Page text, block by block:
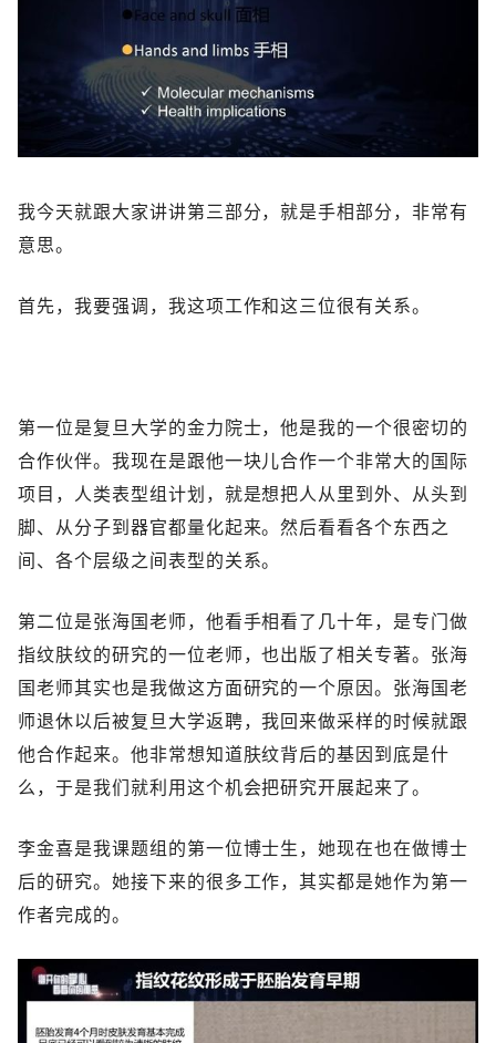
我今天就跟大家讲讲第三部分，就是手相部分，非常有
意思。
首先，我要强调，我这项工作和这三位很有关系。
第一位是复旦大学的金力院士，他是我的一个很密切的
合作伙伴。我现在是跟他一块儿合作一个非常大的国际
项目，人类表型组计划，就是想把人从里到外、从头到
脚、从分子到器官都量化起来。然后看看各个东西之
间、各个层级之间表型的关系。
第二位是张海国老师，他看手相看了几十年，是专门做
指纹肤纹的研究的一位老师，也出版了相关专著。张海
国老师其实也是我做这方面研究的一个原因。张海国老
师退休以后被复旦大学返聘，我回来做采样的时候就跟
他合作起来。他非常想知道肤纹背后的基因到底是什
么，于是我们就利用这个机会把研究开展起来了。
李金喜是我课题组的第一位博士生，她现在也在做博士
后的研究。她接下来的很多工作，其实都是她作为第一
作者完成的。